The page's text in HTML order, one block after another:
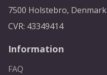
7500 Holstebro, Denmark
CVR: 43349414
Information
FAQ